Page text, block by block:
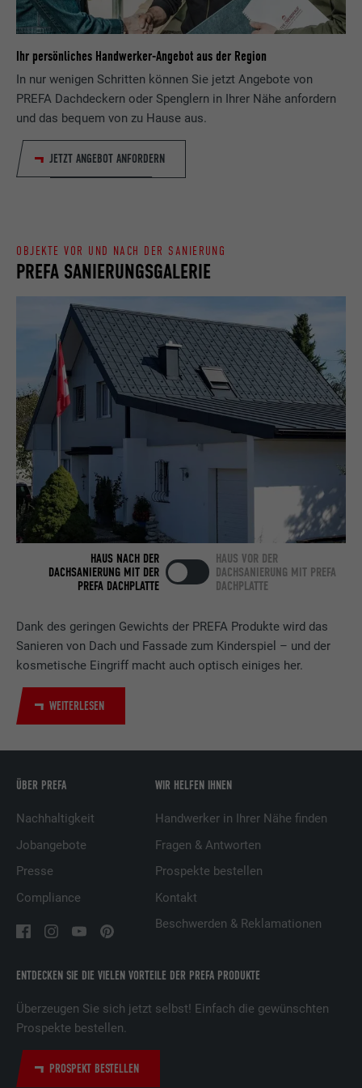
Ihr persönliches Handwerker-Angebot aus der Region
In nur wenigen Schritten können Sie jetzt Angebote von
PREFA Dachdeckern oder Spenglern in Ihrer Nähe anfordern
und das bequem von zu Hause aus.
JETZT ANGEBOT ANFORDERN
Dank des geringen Gewichts der PREFA Produkte wird das
Sanieren von Dach und Fassade zum Kinderspiel – und der
kosmetische Eingriff macht auch optisch einiges her.
WEITERLESEN
PREFA SANIERUNGSGALERIE
OBJEKTE VOR UND NACH DER SANIERUNG
HAUS NACH DER
DACHSANIERUNG MIT DER
PREFA DACHPLATTE
HAUS VOR DER
DACHSANIERUNG MIT PREFA
DACHPLATTE
ENTDECKEN SIE DIE VIELEN VORTEILE DER PREFA PRODUKTE
Überzeugen Sie sich jetzt selbst! Einfach die gewünschten
Prospekte bestellen.
PROSPEKT BESTELLEN
ÜBER PREFA
Nachhaltigkeit
Jobangebote
Presse
Compliance
WIR HELFEN IHNEN
Handwerker in Ihrer Nähe finden
Fragen & Antworten
Prospekte bestellen
Kontakt
Beschwerden & Reklamationen
Anbieter Google Universal Analytics
Laufzeit 1 Tag
Registriert eine eindeutige ID, die verwendet
Anbieter Google Optimize
Laufzeit 90 Tage
Zweck
Wird testweise gesetzt, um zu prüfen, ob
der Browser das Setzen von Cookies
erlaubt. Enthält keine
Identifikationsmerkmale.
Zweck
werden, insbesondere Ihre bevorzugte
Sprache, wie viele Suchergebnisse pro Seite
angezeigt werden sollen (z. B. 10 oder 20)
aktiviert sein soll.
Name lang
Anbieter ads.linkedin.com
Speichert die vom Benutzer ausgewählte
Sprach version einer Webseite.
Name lang
Anbieter LinkedIn
Laufzeit Sitzung
Zweck
Eingestellt von LinkedIn, wenn eine
Webseite ein eingebettetes "Folgen Sie
uns"-Fenster enthält.
Name bcookie
LinkedIn
Zweck
Verwendet vom Social-Networking-Dienst
LinkedIn für die Verfolgung der
Verwendung von eingebetteten
Dienstleistungen.
Anbieter
Laufzeit
Zweck
Verwendet vom Social-Networking-Dienst
LinkedIn für die Verfolgung der
Dienstleistungen.
Laufzeit 29 Tage
Wird verwendet, um Besucher auf